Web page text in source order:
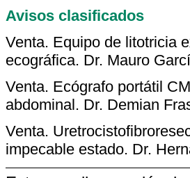
Avisos clasificados
Venta. Equipo de litotricia
ecográfica. Dr. Mauro
Venta. Ecógrafo portátil
abdominal. Dr. Demian
Venta.
impecable estado. Dr.